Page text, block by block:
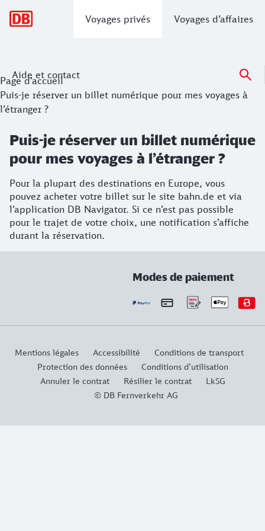
Voyages privés Voyages d’affaires
Aide et contact
Page d’accueil
Puis-je réserver un billet numérique pour mes voyages à
l’étranger ?
Puis-je réserver un billet numérique
pour mes voyages à l’étranger ?
Pour la plupart des destinations en Europe, vous
pouvez acheter votre billet sur le site bahn.de et via
l’application DB Navigator. Si ce n’est pas possible
pour le trajet de votre choix, une notification s’affiche
durant la réservation.
Modes de paiement
Mentions légales Accessibilité
Conditions de transport
Protection des données
Conditions d’utilisation
Annuler le contrat
Résilier le contrat
LkSG
© DB Fernverkehr AG